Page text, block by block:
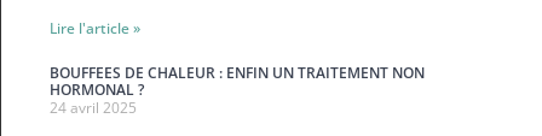
Lire l'article »
BOUFFEES DE CHALEUR : ENFIN UN TRAITEMENT NON
HORMONAL ?
24 avril 2025